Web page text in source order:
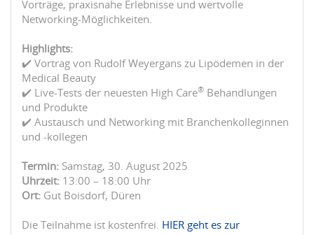
Vorträge, praxisnahe Erlebnisse und wertvolle
Networking-Möglichkeiten.
Highlights:
✔️ Vortrag von Rudolf Weyergans zu Lipödemen in der
Medical Beauty
✔️ Live-Tests der neuesten High Care® Behandlungen
und Produkte
✔️ Austausch und Networking mit Branchenkolleginnen
und -kollegen
Termin: Samstag, 30. August 2025
Uhrzeit: 13:00 – 18:00 Uhr
Ort: Gut Boisdorf, Düren
Die Teilnahme ist kostenfrei. HIER geht es zur